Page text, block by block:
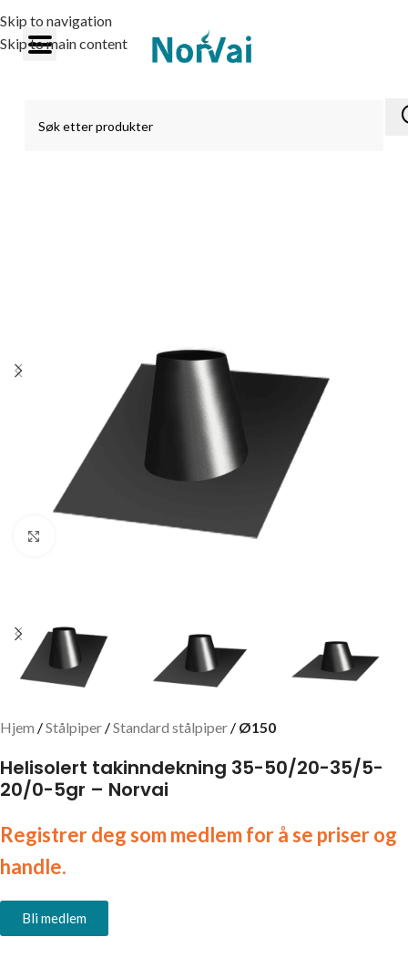
Skip to navigation
Skip to main content
Hjem Stålpiper Standard stålpiper Ø150
Helisolert takinndekning 35-50/20-35/5-
20/0-5gr – Norvai
Registrer deg som medlem for å se priser og
handle.
Bli medlem